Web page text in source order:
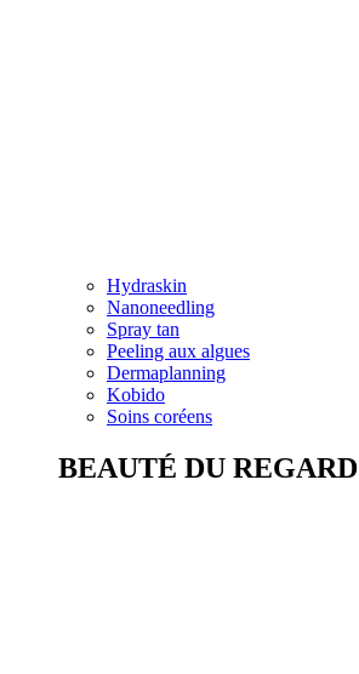
Hydraskin
Nanoneedling
Spray tan
Peeling aux algues
Dermaplanning
Kobido
Soins coréens
BEAUTÉ DU REGARD